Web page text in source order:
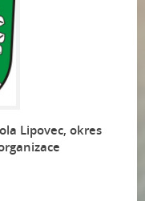
Lipovec, okres